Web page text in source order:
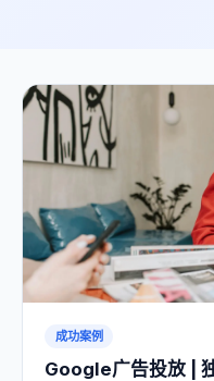
成功案例
Google广告投放 |